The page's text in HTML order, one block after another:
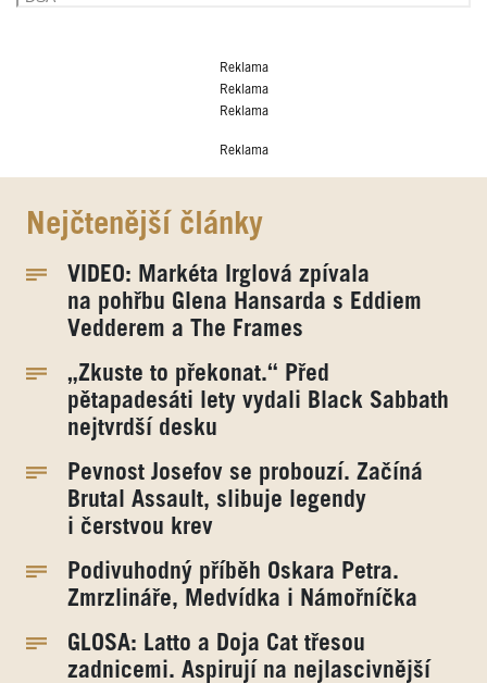
Reklama
Reklama
Reklama
Reklama
Nejčtenější články
VIDEO: Markéta Irglová zpívala
na pohřbu Glena Hansarda s Eddiem
Vedderem a The Frames
„Zkuste to překonat.“ Před
pětapadesáti lety vydali Black Sabbath
nejtvrdší desku
Pevnost Josefov se probouzí. Začíná
Brutal Assault, slibuje legendy
i čerstvou krev
Podivuhodný příběh Oskara Petra.
Zmrzlináře, Medvídka i Námořníčka
GLOSA: Latto a Doja Cat třesou
zadnicemi. Aspirují na nejlascivnější